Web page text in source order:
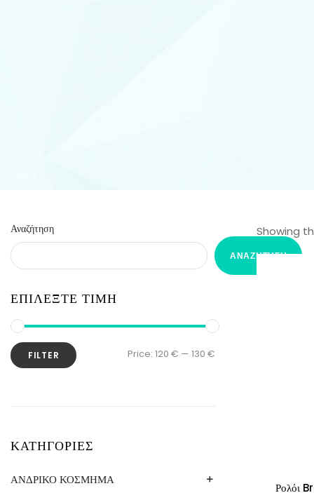
Showing
Ρολόι
Αναζήτηση
ΑΝΑΖΉΤΗΣΗ
ΕΠΙΛΕΞΤΕ ΤΙΜΗ
FILTER Price: 120 € — 130 €
ΚΑΤΗΓΟΡΙΕΣ
ΑΝΔΡΙΚΟ ΚΟΣΜΗΜΑ